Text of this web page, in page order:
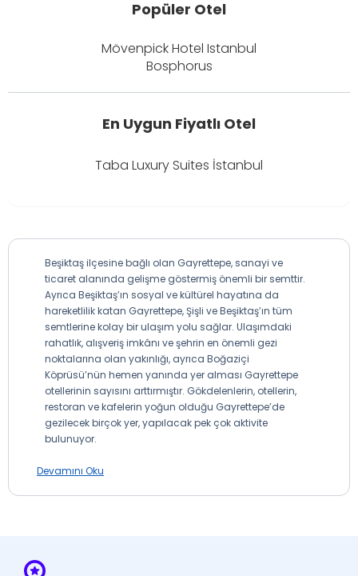
Popüler Otel
Mövenpick Hotel Istanbul
Bosphorus
En Uygun Fiyatlı Otel
Taba Luxury Suites İstanbul
Beşiktaş ilçesine bağlı olan Gayrettepe, sanayi ve
ticaret alanında gelişme göstermiş önemli bir semttir.
Ayrıca Beşiktaş’ın sosyal ve kültürel hayatına da
hareketlilik katan Gayrettepe, Şişli ve Beşiktaş’ın tüm
semtlerine kolay bir ulaşım yolu sağlar. Ulaşımdaki
rahatlık, alışveriş imkânı ve şehrin en önemli gezi
noktalarına olan yakınlığı, ayrıca Boğaziçi
Köprüsü’nün hemen yanında yer alması Gayrettepe
otellerinin sayısını arttırmıştır. Gökdelenlerin, otellerin,
restoran ve kafelerin yoğun olduğu Gayrettepe’de
gezilecek birçok yer, yapılacak pek çok aktivite
bulunuyor.
almalı. Korunun içerisindeki göller, havuzlar,
Devamını Oku